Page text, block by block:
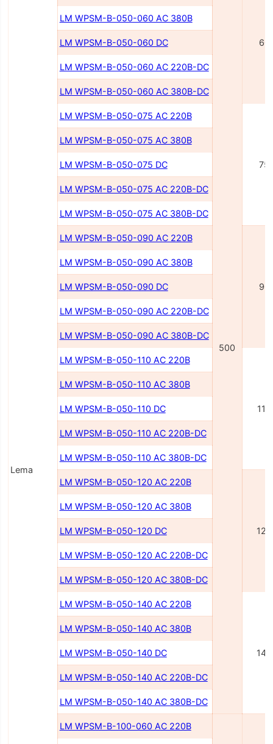
Lema
500
LM WPSM-B-050-060 AC 380B
LM WPSM-B-050-060 DC
LM WPSM-B-050-060 AC 220В-DC
LM WPSM-B-050-060 AC 380В-DC
LM WPSM-B-050-075 AC 220В
LM WPSM-B-050-075 AC 380В
LM WPSM-B-050-075 DC
LM WPSM-B-050-075 AC 220В-DC
LM WPSM-B-050-075 AC 380В-DC
LM WPSM-B-050-090 AC 220В
LM WPSM-B-050-090 AC 380В
LM WPSM-B-050-090 DC
LM WPSM-B-050-090 AC 220В-DC
LM WPSM-B-050-090 AC 380В-DC
LM WPSM-B-050-110 AC 220В
LM WPSM-B-050-110 AC 380В
LM WPSM-B-050-110 DC
LM WPSM-B-050-110 AC 220В-DC
LM WPSM-B-050-110 AC 380В-DC
LM WPSM-B-050-120 AC 220В
LM WPSM-B-050-120 AC 380В
LM WPSM-B-050-120 DC
LM WPSM-B-050-120 AC 220В-DC
LM WPSM-B-050-120 AC 380В-DC
LM WPSM-B-050-140 AC 220В
LM WPSM-B-050-140 AC 380В
LM WPSM-B-050-140 DC
LM WPSM-B-050-140 AC 220В-DC
LM WPSM-B-050-140 AC 380В-DC
LM WPSM-B-100-060 AC 220В